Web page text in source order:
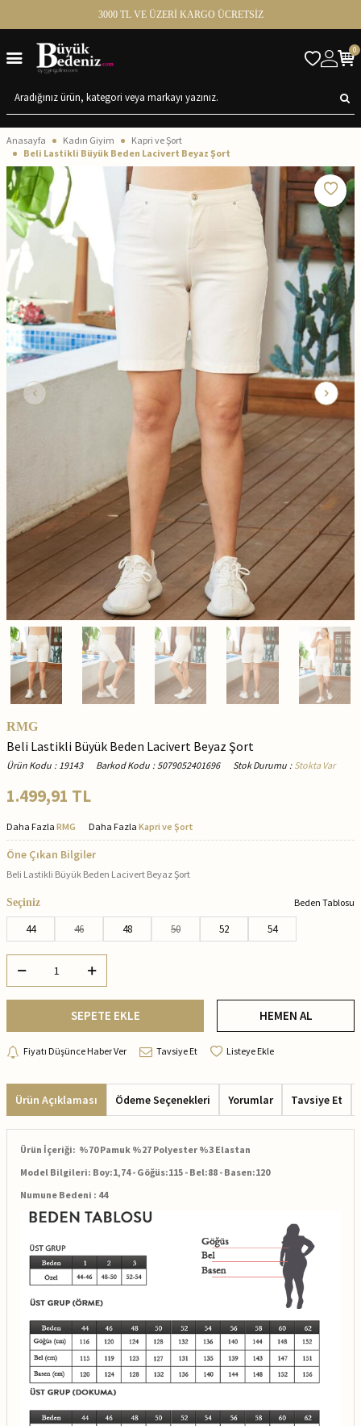
3000 TL VE ÜZERİ KARGO ÜCRETSİZ
0
Anasayfa Kadın Giyim
Kapri ve Şort
Beli Lastikli Büyük Beden Lacivert Beyaz Şort
RMG
Beli Lastikli Büyük Beden Lacivert Beyaz Şort
Ürün Kodu : 19143 Barkod Kodu : 5079052401696 Stok Durumu : Stokta Var
1.499,91 TL
Daha Fazla RMG Daha Fazla Kapri ve Şort
Öne Çıkan Bilgiler
Beli Lastikli Büyük Beden Lacivert Beyaz Şort
Seçiniz Beden Tablosu
44 46 48 50 52 54
SEPETE EKLE HEMEN AL
Fiyatı Düşünce Haber Ver Tavsiye Et Listeye Ekle
Ürün Açıklaması Ödeme Seçenekleri Yorumlar Tavsiye Et
Ürün İçeriği: %70 Pamuk %27 Polyester %3 Elastan
Model Bilgileri: Boy:1,74 - Göğüs:115 - Bel:88 - Basen:120
Numune Bedeni : 44